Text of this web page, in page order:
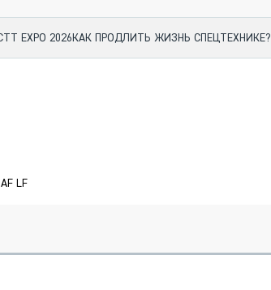
EXPO 2026 КАК ПРОДЛИТЬ ЖИЗНЬ СПЕЦТЕХНИКЕ?
БЛИЖАЙШИЕ МЕРОПРИЯТИЯ
LF